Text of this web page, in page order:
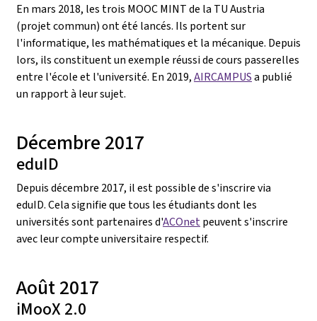
En mars 2018, les trois MOOC MINT de la TU Austria
(projet commun) ont été lancés. Ils portent sur
l'informatique, les mathématiques et la mécanique. Depuis
lors, ils constituent un exemple réussi de cours passerelles
entre l'école et l'université. En 2019,AIRCAMPUSa publié
un rapport à leur sujet.
Décembre 2017
eduID
Depuis décembre 2017, il est possible de s'inscrire via
eduID. Cela signifie que tous les étudiants dont les
universités sont partenaires d'ACOnetpeuvent s'inscrire
avec leur compte universitaire respectif.
Août 2017
iMooX 2.0